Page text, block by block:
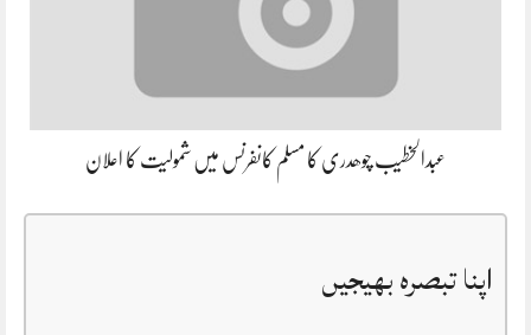
عبدالخطیب چوھدری کا مسلم کانفرنس میں شمولیت کا اعلان
اپنا تبصرہ بھیجیں